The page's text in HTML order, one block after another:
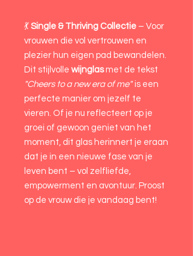
💃 Single & Thriving Collectie – Voor
vrouwen die vol vertrouwen en
plezier hun eigen pad bewandelen.
Dit stijlvolle wijnglasmet de tekst
"Cheers to a new era of me"is een
perfecte manier om jezelf te
vieren. Of je nu reflecteert op je
groei of gewoon geniet van het
moment, dit glas herinnert je eraan
dat je in een nieuwe fase van je
leven bent – vol zelfliefde,
empowerment en avontuur. Proost
op de vrouw die je vandaag bent!